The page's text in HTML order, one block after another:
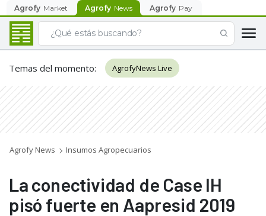
Agrofy Market Agrofy News Agrofy Pay
Temas del momento: AgrofyNews Live
Agrofy News Insumos Agropecuarios
La conectividad de Case IH
pisó fuerte en Aapresid 2019